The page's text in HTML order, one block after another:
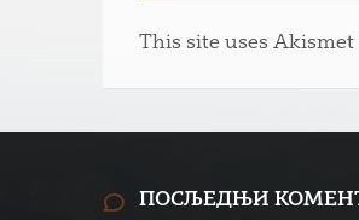
This site uses
ПОСЉЕДЊИ